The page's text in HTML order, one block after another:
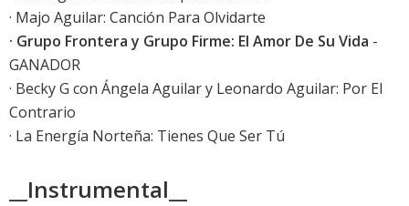
· Majo Aguilar: Canción Para Olvidarte
· Grupo Frontera y Grupo Firme: El Amor De Su Vida -
GANADOR
· Becky G con Ángela Aguilar y Leonardo Aguilar: Por El
Contrario
· La Energía Norteña: Tienes Que Ser Tú
__Instrumental__